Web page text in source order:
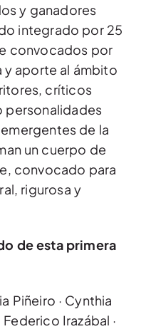
y ganadores
integrado por 25
convocados por
y aporte al ámbito
críticos
personalidades
de la
un cuerpo de
convocado para
rigurosa y
de esta primera
Piñeiro · Cynthia
Federico Irazábal ·